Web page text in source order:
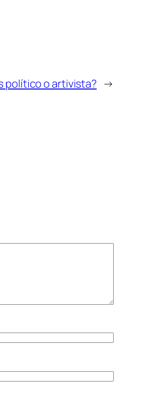
político o artivista? →